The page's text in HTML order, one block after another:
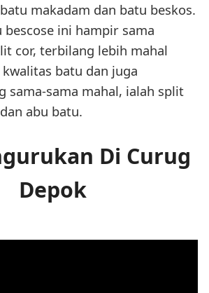
makadam dan batu beskos.
ini hampir sama
cor, terbilang lebih mahal
batu dan juga
sama-sama mahal, ialah split
abu batu.
Di Curug
Depok